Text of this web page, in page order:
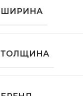
ШИРИНА
ТОЛЩИНА